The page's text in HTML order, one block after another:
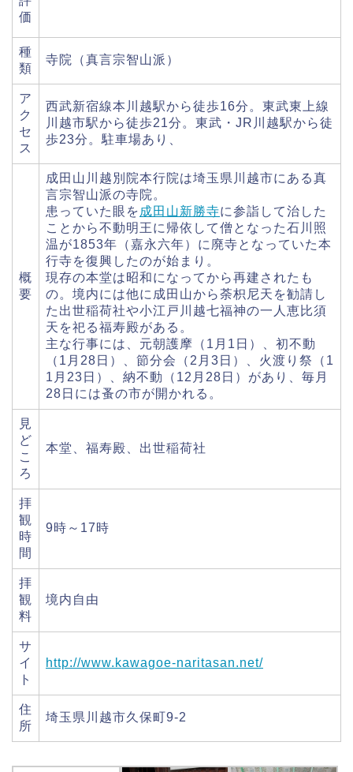
価
種
類
寺院（真言宗智山派）
ア
ク
セ
ス
西武新宿線本川越駅から徒歩16分。東武東上線
川越市駅から徒歩21分。東武・JR川越駅から徒
歩23分。駐車場あり、
概
要
成田山川越別院本行院は埼玉県川越市にある真
言宗智山派の寺院。
患っていた眼を 成田山新勝寺に参詣して治した
ことから不動明王に帰依して僧となった石川照
温が1853年（嘉永六年）に廃寺となっていた本
行寺を復興したのが始まり。
現存の本堂は昭和になってから再建されたも
の。境内には他に成田山から荼枳尼天を勧請し
た出世稲荷社や小江戸川越七福神の一人恵比須
天を祀る福寿殿がある。
主な行事には、元朝護摩（1月1日）、初不動
（1月28日）、節分会（2月3日）、火渡り祭（1
1月23日）、納不動（12月28日）があり、毎月
28日には蚤の市が開かれる。
見
ど
こ
ろ
本堂、福寿殿、出世稲荷社
拝
観
時
間
9時～17時
拝
観
料
境内自由
サ
イ
ト
http://www.kawagoe-naritasan.net/
住
所
埼玉県川越市久保町9-2